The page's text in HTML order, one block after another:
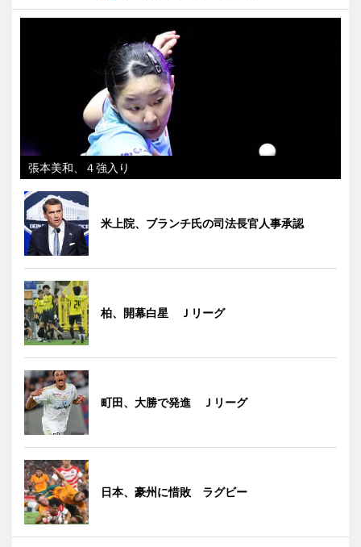
張本美和、４強入り
米上院、ブランチ氏の司法長官人事承認
柏、開幕白星 Ｊリーグ
町田、大勝で発進 Ｊリーグ
日本、豪州に惜敗 ラグビー